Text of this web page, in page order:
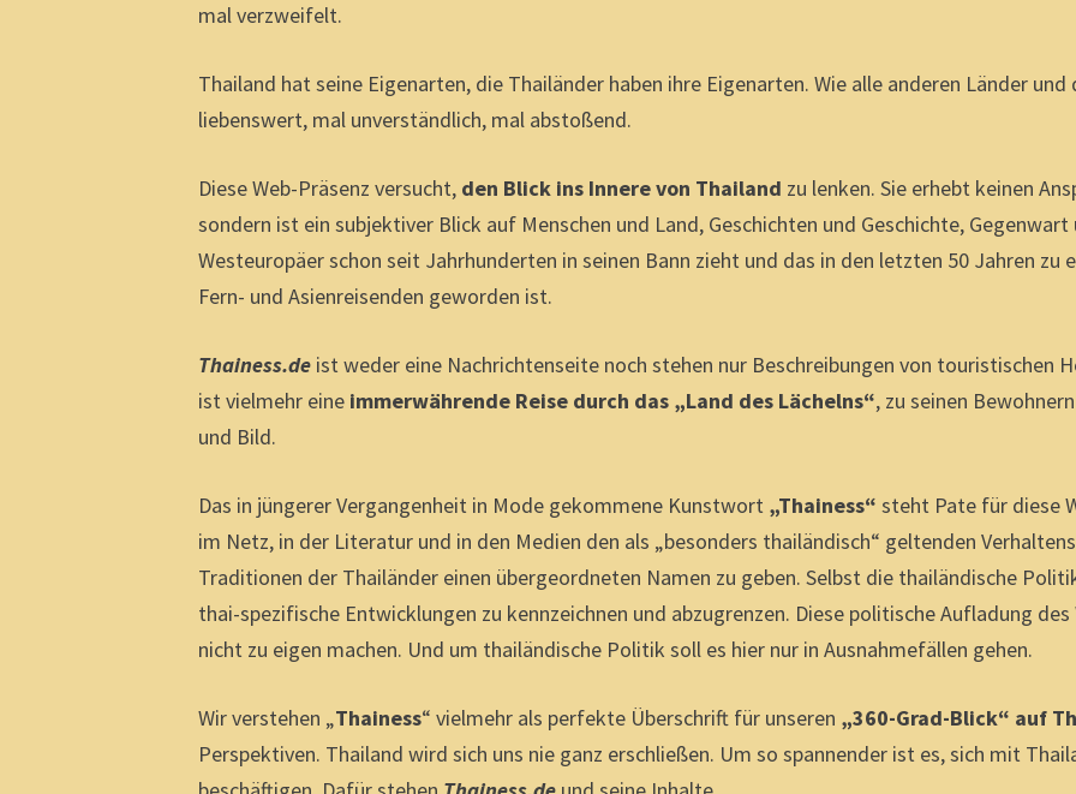
mal verzweifelt.
Thailand hat seine Eigenarten, die Thailänder haben ihre Eigenarten. Wie alle anderen Länder und
liebenswert, mal unverständlich, mal abstoßend.
Diese Web-Präsenz versucht, den Blick ins Innere von Thailand zu lenken. Sie erhebt keinen
sondern ist ein subjektiver Blick auf Menschen und Land, Geschichten und Geschichte,
Westeuropäer schon seit Jahrhunderten in seinen Bann zieht und das in den letzten 50 Jahren zu
Fern- und Asienreisenden geworden ist.
Thainess.de ist weder eine Nachrichtenseite noch stehen nur Beschreibungen von
ist vielmehr eine immerwährende Reise durch das „Land des Lächelns“, zu seinen
und Bild.
Das in jüngerer Vergangenheit in Mode gekommene Kunstwort „Thainess“ steht Pate für diese
im Netz, in der Literatur und in den Medien den als „besonders thailändisch“ geltenden
Traditionen der Thailänder einen übergeordneten Namen zu geben. Selbst die thailändische
thai-spezifische Entwicklungen zu kennzeichnen und abzugrenzen. Diese politische Aufladung des
nicht zu eigen machen. Und um thailändische Politik soll es hier nur in Ausnahmefällen gehen.
Wir verstehen „Thainess“ vielmehr als perfekte Überschrift für unseren „360-Grad-Blick“ auf
Perspektiven. Thailand wird sich uns nie ganz erschließen. Um so spannender ist es, sich mit